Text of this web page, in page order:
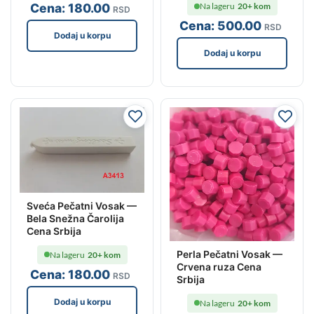
Cena:180.00 RSD
Dodaj u korpu
Cena: 500.00 RSD
Na lageru 20+ kom
Dodaj u korpu
Sveća Pečatni Vosak —
Bela Snežna Čarolija
Cena Srbija
Cena:180.00 RSD
Na lageru 20+ kom
Dodaj u korpu
Perla Pečatni Vosak —
Crvena ruza Cena
Srbija
Na lageru 20+ kom